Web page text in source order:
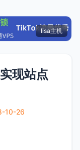
lisa主机
现站点
10-26